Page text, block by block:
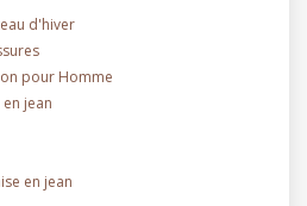
d'hiver
pour Homme
jean
en jean